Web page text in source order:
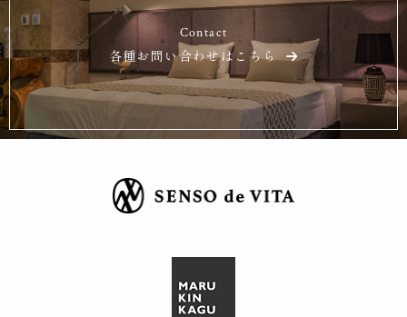
Contact
各種お問い合わせはこちら